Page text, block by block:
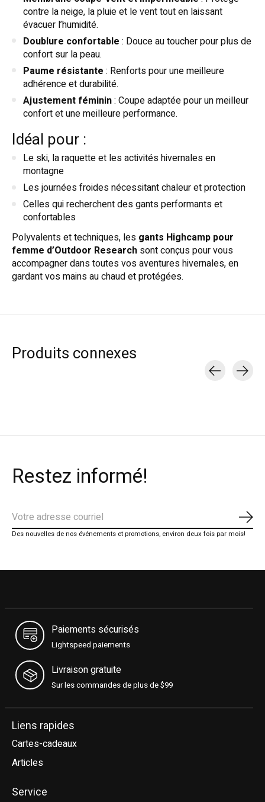
contre la neige, la pluie et le vent tout en laissant
évacuer l’humidité.
Doublure confortable : Douce au toucher pour plus de
confort sur la peau.
Paume résistante : Renforts pour une meilleure
adhérence et durabilité.
Ajustement féminin: Coupe adaptée pour un meilleur
confort et une meilleure performance.
Idéal pour :
Le ski, la raquette et les activités hivernales en
montagne
Les journées froides nécessitant chaleur et protection
Celles qui recherchent des gants performants et
confortables
Polyvalents et techniques, les gants Highcamp pour
femme d’Outdoor Research sont conçus pour vous
accompagner dans toutes vos aventures hivernales, en
gardant vos mains au chaud et protégées.
Produits connexes
Restez informé!
Des nouvelles de nos événements et promotions, environ deux fois par mois!
Paiements sécurisés
Lightspeed paiements
Livraison gratuite
Sur les commandes de plus de $99
Liens rapides
Cartes-cadeaux
Articles
Service